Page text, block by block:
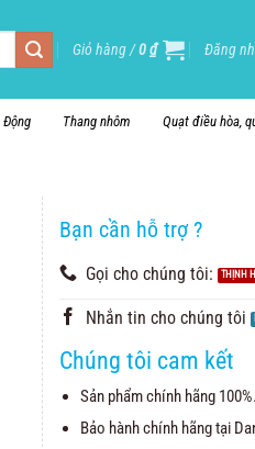
Giỏ hàng /0₫ Đăng
Động Thang nhôm Quạt điều hòa,
Bạn cần hỗ trợ ?
Gọi cho chúng tôi:
Nhắn tin cho chúng tôi
Chúng tôi cam kết
Sản phẩm chính hãng 100%.
Bảo hành chính hãng tại